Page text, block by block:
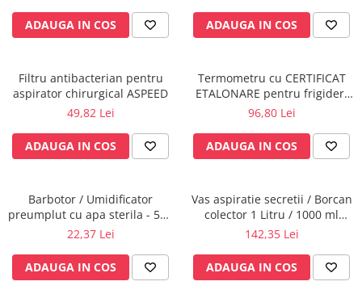
Instalatii gaze medicinale
Statii gaze medicinale
Prize gaze medicinale
Regulatoare presiune gaze
medicinale
Butelii gaze medicale
Conectori gaze medicinale
Componente statii gaze
Panouri control si alarmare
Console ATI si UPU
Dispozitive si sisteme de prindere /
ADAUGA IN COS ADAUGA IN COS
Filtru antibacterian pentru
aspirator chirurgical ASPEED
49,82 Lei
ADAUGA IN COS
Termometru cu CERTIFICAT
ETALONARE pentru frigider,
vitrine frigorifice,
96,80 Lei
ADAUGA IN COS
Barbotor / Umidificator
preumplut cu apa sterila - 550
ml - Amsino
22,37 Lei
ADAUGA IN COS
Vas aspiratie secretii / Borcan
colector 1 Litru / 1000 ml
pentru aspirator chirurgical -
accesorii incluse
142,35 Lei
ADAUGA IN COS